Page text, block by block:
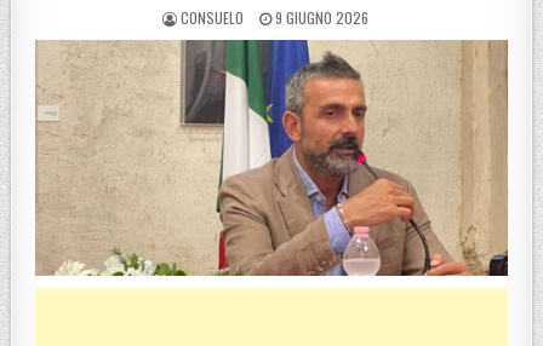
POSTED BY
CONSUELO POSTED ON
9 GIUGNO 2026